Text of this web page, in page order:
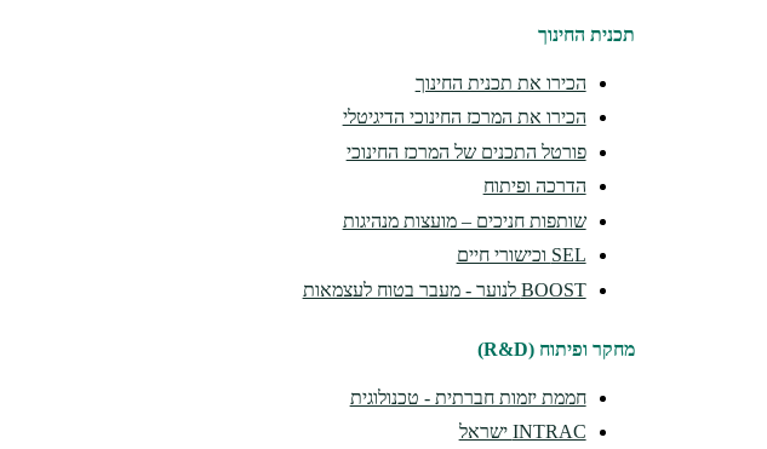
תכנית החינוך
הכירו את תכנית החינוך
הכירו את המרכז החינוכי הדיגיטלי
פורטל התכנים של המרכז החינוכי
הדרכה ופיתוח
שותפות חניכים – מועצות מנהיגות
SEL וכישורי חיים
BOOST לנוער - מעבר בטוח לעצמאות
מחקר ופיתוח (R&D)
חממת יזמות חברתית - טכנולוגית
INTRAC ישראל